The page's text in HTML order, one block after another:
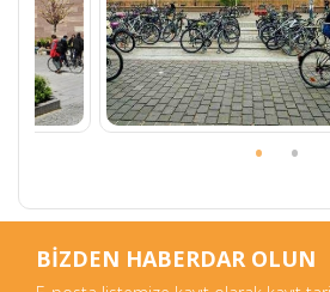
BİZDEN HABERDAR OLUN